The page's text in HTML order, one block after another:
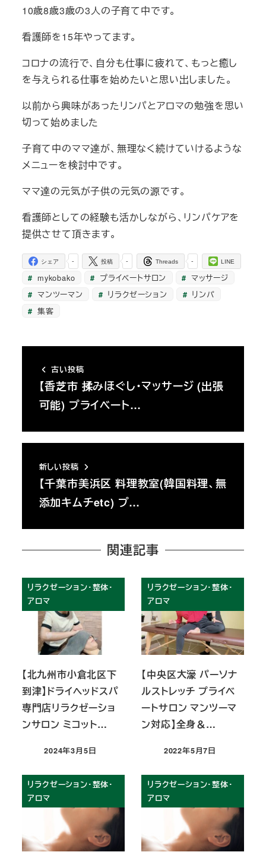
10歳8歳3歳の3人の子育て中です。
看護師を15年やってます。
コロナの流行で、自分も仕事に疲れて、もっと癒し
を与えられる仕事を始めたいと思い出しました。
以前から興味があったリンパとアロマの勉強を思い
切って始めました
子育て中のママ達が、無理なく続けていけるような
メニューを検討中です。
ママ達の元気が子供の元気の源です。
看護師としての経験も活かしながら、リンパケアを
提供させて頂きます。
-
シェア -
投稿 -
Threads LINE
mykobako プライベートサロン
マッサージ
マンツーマン
リラクゼーション
リンパ
集客
古い投稿
【香芝市 揉みほぐし・マッサージ (出張
可能) プライベート…
新しい投稿
【千葉市美浜区 料理教室(韓国料理、無
添加キムチetc) プ…
関連記事
リラクゼーション・整体・
アロマ
【北九州市小倉北区下
到津】ドライヘッドスパ
専門店リラクゼーショ
ンサロン ミコット…
投稿日
2024年3月5日
リラクゼーション・整体・
アロマ
【中央区大濠 パーソナ
ルストレッチ プライベ
ートサロン マンツーマ
ン対応】全身＆…
投稿日
2022年5月7日
リラクゼーション・整体・
アロマ
リラクゼーション・整体・
アロマ